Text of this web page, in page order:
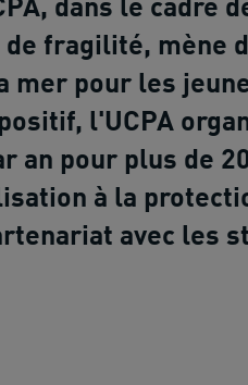
dans le cadre
fragilité, mène
mer pour les
l'UCPA
an pour plus de
à la
avec les